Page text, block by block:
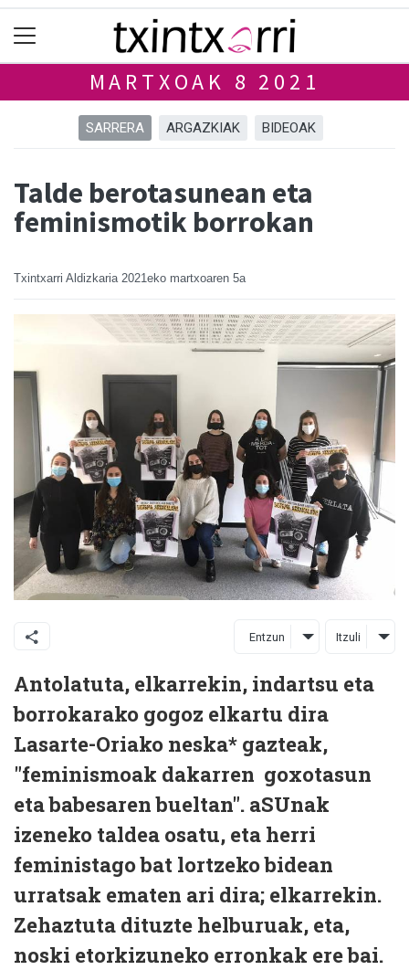
MARTXOAK 8 2021
SARRERA ARGAZKIAK BIDEOAK
Talde berotasunean eta
feminismotik borrokan
Txintxarri Aldizkaria 2021eko martxoaren 5a
Entzun Itzuli
Antolatuta, elkarrekin, indartsu eta
borrokarako gogoz elkartu dira
Lasarte-Oriako neska* gazteak,
"feminismoak dakarren goxotasun
eta babesaren bueltan". aSUnak
izeneko taldea osatu, eta herri
feministago bat lortzeko bidean
urratsak ematen ari dira; elkarrekin.
Zehaztuta dituzte helburuak, eta,
noski etorkizuneko erronkak ere bai.